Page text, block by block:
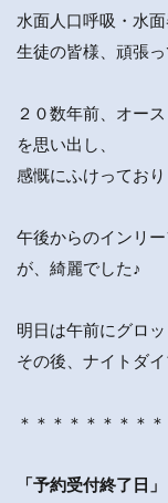
水面人口呼吸・水面
生徒の皆様、頑張っ
２０数年前、オー
を思い出し、
感慨にふけっており
午後からのインリ
が、綺麗でした♪
明日は午前にグロ
その後、ナイトダイ
＊＊＊＊＊＊＊＊
「予約受付終了日」